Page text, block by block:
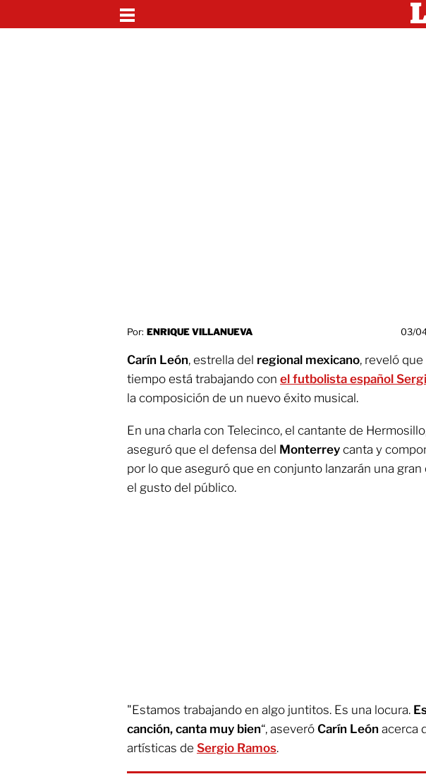
Por: ENRIQUE VILLANUEVA 03/
Carín León, estrella del regional mexicano, reveló
tiempo está trabajando con el futbolista español
la composición de un nuevo éxito musical.
En una charla con Telecinco, el cantante de
aseguró que el defensa del Monterrey canta y
por lo que aseguró que en conjunto lanzarán una gran
el gusto del público.
"Estamos trabajando en algo juntitos. Es una locura.
canción, canta muy bien“, aseveró Carín León acerca
artísticas de Sergio Ramos.